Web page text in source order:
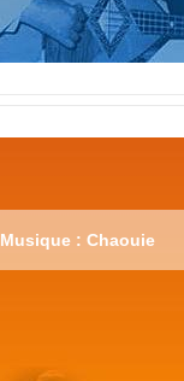
Musique : Chaouie